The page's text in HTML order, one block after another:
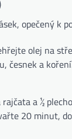
opečený k
olej na
česnek a
a ½
20 minut,